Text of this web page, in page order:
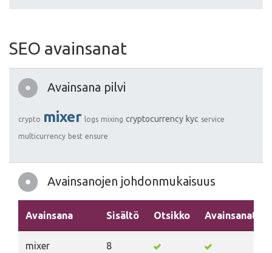
SEO avainsanat
Avainsana pilvi
crypto mixer logs mixing cryptocurrency kyc service
multicurrency best ensure
Avainsanojen johdonmukaisuus
Avainsana Sisältö Otsikko Avainsanat
mixer 8